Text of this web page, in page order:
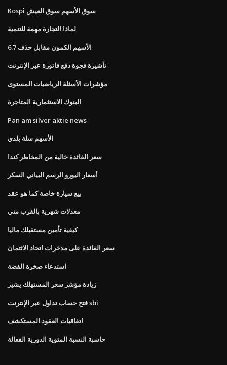
Kospi سوق الأسهم سوق العيش
لماذا التجارة مهمة للتنمية
الأسهم الكمون مقابل حذف 6.7
تأشيرة فجوة دفع فاتورة عبر الإنترنت
مؤشرات الأسئلة الرياضيات المستوى
البنوك الاستثمارية المتاجرة
Pan am silver aktie news
الأسهم سلة بلدي
سعر الفائدة خالية من المخاطر كندا
أسعار اليورو الرسم البياني السكر
بيع سيارة خاصة كما هو عقد
معدلات شهرية بالقرب مني
كيفية تأمين مستقبلك ماليا
سعر الفائدة على مدخرات اتحاد الائتمان
استدعاء صخرة الفضة
زيادة مؤشر سعر المستهلك يشير
فتح حساب تداول عبر الإنترنت sbi
اتفاقيات العقود المستكشف
حاسبة النسبة المئوية الدورية الفعالة